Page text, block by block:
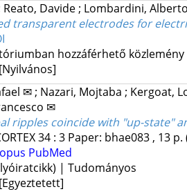
Reato, Davide; Lombardini,
transparent electrodes for
hozzáférhető
[Nyilvános]
✉; Nazari, Mojtaba ; Kergoat,
✉
ripples coincide with "up-state"
34: 3 Paper: bhae083 , 13 p.
PubMed
| Tudományos
[Egyeztetett]